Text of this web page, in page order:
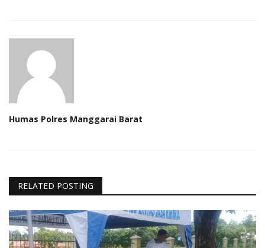
Humas Polres Manggarai Barat
RELATED POSTING